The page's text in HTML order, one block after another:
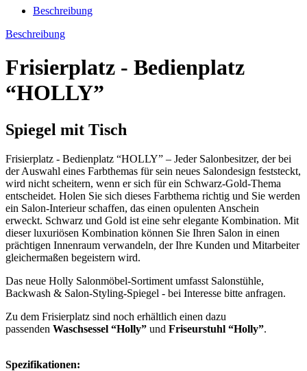
Beschreibung
Beschreibung
Frisierplatz - Bedienplatz
“HOLLY”
Spiegel mit Tisch
Frisierplatz - Bedienplatz “HOLLY” – Jeder Salonbesitzer, der bei
der Auswahl eines Farbthemas für sein neues Salondesign feststeckt,
wird nicht scheitern, wenn er sich für ein Schwarz-Gold-Thema
entscheidet. Holen Sie sich dieses Farbthema richtig und Sie werden
ein Salon-Interieur schaffen, das einen opulenten Anschein
erweckt. Schwarz und Gold ist eine sehr elegante Kombination. Mit
dieser luxuriösen Kombination können Sie Ihren Salon in einen
prächtigen Innenraum verwandeln, der Ihre Kunden und Mitarbeiter
gleichermaßen begeistern wird.
Das neue Holly Salonmöbel-Sortiment umfasst Salonstühle,
Backwash & Salon-Styling-Spiegel - bei Interesse bitte anfragen.
Zu dem Frisierplatz sind noch erhältlich einen dazu
passenden Waschsessel “Holly” und Friseurstuhl “Holly”.
Spezifikationen: